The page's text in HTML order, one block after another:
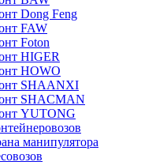
Dong Feng
FAW
Foton
HIGER
HOWO
SHAANXI
SHACMAN
YUTONG
манипулятора